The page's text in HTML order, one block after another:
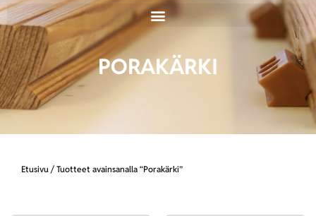
PORAKÄRKI
Etusivu / Tuotteet avainsanalla “Porakärki”